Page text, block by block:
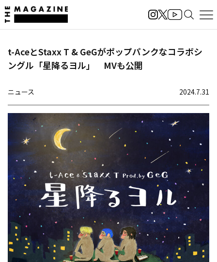
t-AceとStaxx T & GeGがポップパンクなコラボシ
ングル「星降るヨル」 MVも公開
ニュース 2024.7.31